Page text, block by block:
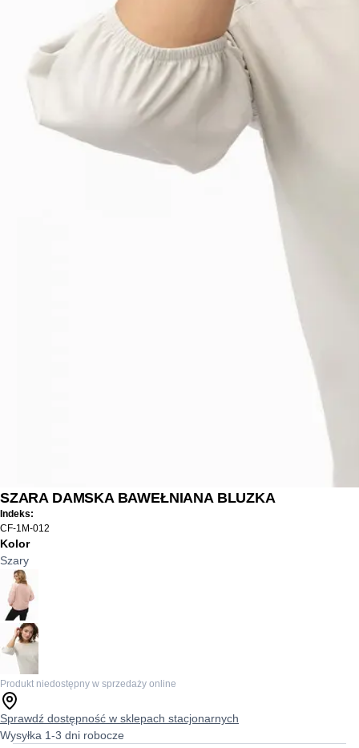
SZARA DAMSKA BAWEŁNIANA BLUZKA
Indeks:
CF-1M-012
Kolor
Szary
Produkt niedostępny w sprzedaży online
Sprawdź dostępność w sklepach stacjonarnych
Wysyłka 1-3 dni robocze